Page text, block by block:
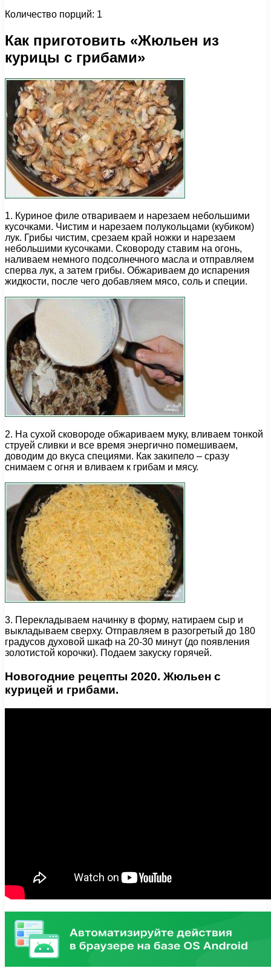
Количество порций: 1
Как приготовить «Жюльен из
курицы с грибами»
1. Куриное филе отвариваем и нарезаем небольшими
кусочками. Чистим и нарезаем полукольцами (кубиком)
лук. Грибы чистим, срезаем край ножки и нарезаем
небольшими кусочками. Сковороду ставим на огонь,
наливаем немного подсолнечного масла и отправляем
сперва лук, а затем грибы. Обжариваем до испарения
жидкости, после чего добавляем мясо, соль и специи.
2. На сухой сковороде обжариваем муку, вливаем тонкой
струей сливки и все время энергично помешиваем,
доводим до вкуса специями. Как закипело – сразу
снимаем с огня и вливаем к грибам и мясу.
3. Перекладываем начинку в форму, натираем сыр и
выкладываем сверху. Отправляем в разогретый до 180
градусов духовой шкаф на 20-30 минут (до появления
золотистой корочки). Подаем закуску горячей.
Новогодние рецепты 2020. Жюльен с
курицей и грибами.